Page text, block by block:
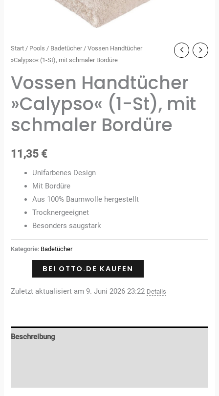
Start / Pools / Badetücher/ Vossen Handtücher
»Calypso« (1-St), mit schmaler Bordüre
Vossen Handtücher
»Calypso« (1-St), mit
schmaler Bordüre
11,35 €
Unifarbenes Design
Mit Bordüre
Aus 100% Baumwolle hergestellt
Trocknergeeignet
Besonders saugstark
Kategorie: Badetücher
BEI OTTO.DE KAUFEN
Zuletzt aktualisiert am 9. Juni 2026 23:22 Details
Beschreibung